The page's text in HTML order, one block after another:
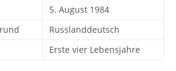
5. August 1984
Russlanddeutsch
Erste vier Lebensjahre